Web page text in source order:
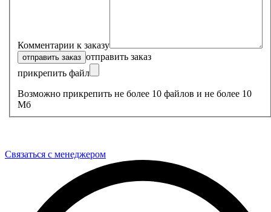
Комментарии к заказу
отправить заказ
прикрепить файл
Возможно прикрепить не более 10 файлов и не более 10
Мб
Связаться с менеджером